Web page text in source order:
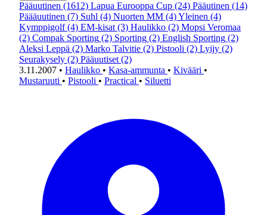
Pääuutinen (1612) Lapua Eurooppa Cup (24) Pääutinen (14)
Päääuutinen (7) Suhl (4) Nuorten MM (4)Yleinen (4)
Kymppigolf (4) EM-kisat (3) Haulikko (2) Mopsi Veromaa
(2) Compak Sporting (2) Sporting (2) English Sporting (2)
Aleksi Leppä (2) Marko Talvitie (2) Pistooli (2) Lyijy (2)
Seurakysely (2) Pääuutiset (2)
3.11.2007 • Haulikko • Kasa-ammunta • Kivääri •
Mustaruuti • Pistooli • Practical • Siluetti